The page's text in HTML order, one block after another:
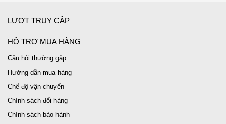
LƯỢT TRUY CẬP
HỖ TRỢ MUA HÀNG
Câu hỏi thường gặp
Hướng dẫn mua hàng
Chế độ vận chuyển
Chính sách đổi hàng
Chính sách bảo hành